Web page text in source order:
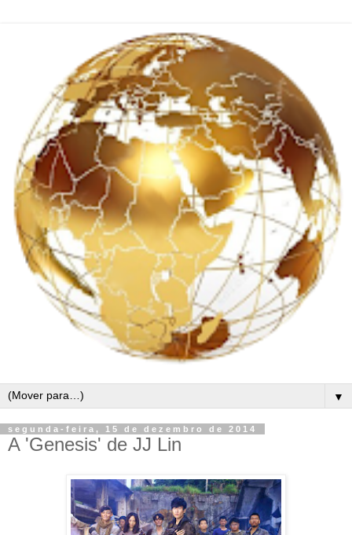
▼
segunda-feira, 15 de dezembro de 2014
A 'Genesis' de JJ Lin